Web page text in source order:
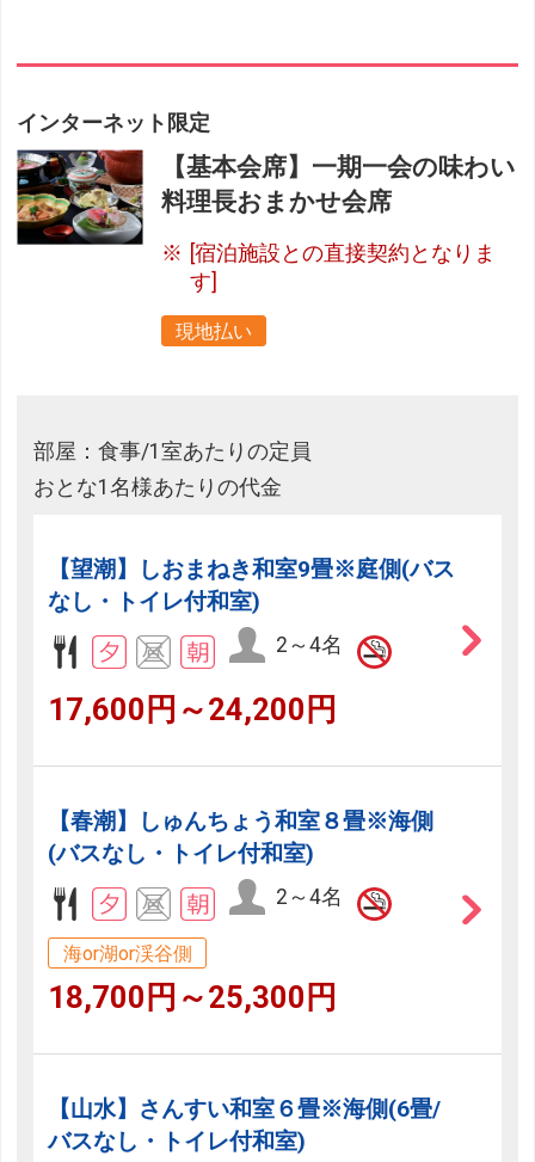
インターネット限定
【基本会席】一期一会の味わい
料理長おまかせ会席
[宿泊施設との直接契約となりま
す]
現地払い
部屋：食事/1室あたりの定員
おとな1名様あたりの代金
【望潮】しおまねき和室9畳※庭側(バス
なし・トイレ付和室)
2～4名
17,600円～24,200円
【春潮】しゅんちょう和室８畳※海側
(バスなし・トイレ付和室)
2～4名
海or湖or渓谷側
18,700円～25,300円
【山水】さんすい和室６畳※海側(6畳/
バスなし・トイレ付和室)